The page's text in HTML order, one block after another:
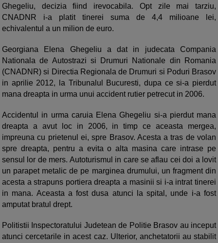
Ghegeliu, decizia fiind irevocabila. Opt zile mai tarziu,
CNADNR i-a platit tinerei suma de 4,4 milioane lei,
echivalentul a un milion de euro.
Georgiana Elena Ghegeliu a dat in judecata Compania
Nationala de Autostrazi si Drumuri Nationale din Romania
(CNADNR) si Directia Regionala de Drumuri si Poduri Brasov
in aprilie 2012, la Tribunalul Bucuresti, dupa ce si-a pierdut
mana dreapta in urma unui accident rutier petrecut in 2006.
Accidentul in urma caruia Elena Ghegeliu si-a pierdut mana
dreapta a avut loc in 2006, in timp ce aceasta mergea,
impreuna cu prietenul ei, spre Brasov. Acesta a tras de volan
spre dreapta, pentru a evita o alta masina care intrase pe
sensul lor de mers. Autoturismul in care se aflau cei doi a lovit
un parapet metalic de pe marginea drumului, un fragment din
acesta a strapuns portiera dreapta a masinii si i-a intrat tinerei
in mana. Aceasta a fost dusa atunci la spital, unde i-a fost
amputat bratul drept.
Politistii Inspectoratului Judetean de Politie Brasov au inceput
atunci cercetarile in acest caz. Ulterior, anchetatorii au stabilit